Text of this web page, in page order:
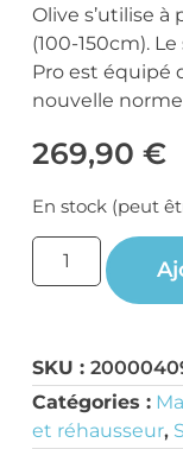
Olive s’utilise à
(100-150cm).
Pro est équipé
nouvelle norme
269,90 €
En stock (peut
SKU :
Catégories :
et réhausseur,